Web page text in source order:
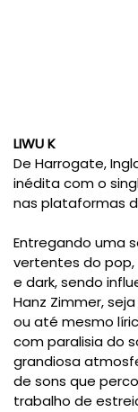
LIWU K
De Harrogate,
inédita com o
nas plataformas
Entregando uma
vertentes do
e dark, sendo
Hanz Zimmer,
ou até mesmo
com paralisia do
grandiosa
de sons que
trabalho de